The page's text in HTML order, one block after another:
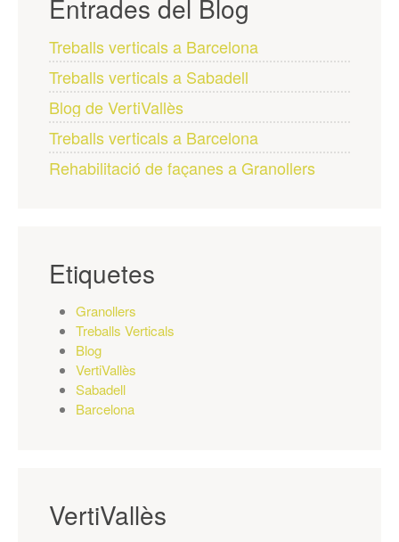
Entrades del Blog
Treballs verticals a Barcelona
Treballs verticals a Sabadell
Blog de VertiVallès
Treballs verticals a Barcelona
Rehabilitació de façanes a Granollers
Etiquetes
Granollers
Treballs Verticals
Blog
VertiVallès
Sabadell
Barcelona
VertiVallès